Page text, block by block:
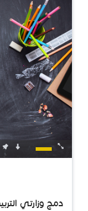
دمج وزارتي